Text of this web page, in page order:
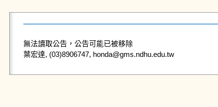
無法讀取公告，公告可能已被移除
葉宏達, (03)8906747, honda@gms.ndhu.edu.tw